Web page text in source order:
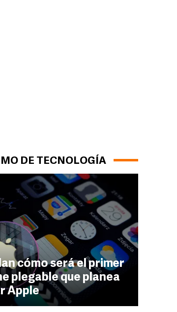
DE TECNOLOGÍA
cómo será el primer
plegable que planea
Apple